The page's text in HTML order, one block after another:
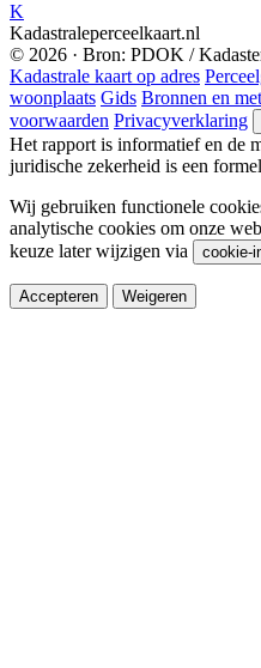
K
Kadastraleperceelkaart.nl
© 2026 · Bron: PDOK /
Kadastrale kaart op adres
woonplaats Gids Bronnen en
voorwaarden Privacyverklaring
Het rapport is informatief en de
juridische zekerheid is een
Wij gebruiken functionele
analytische cookies om onze
keuze later wijzigen via
cookie-
Accepteren Weigeren